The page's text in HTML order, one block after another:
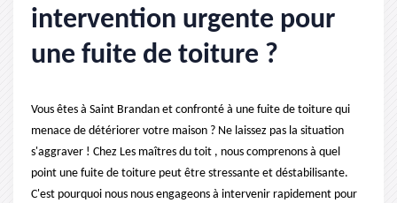
intervention urgente pour
une fuite de toiture ?
Vous êtes à Saint Brandan et confronté à une fuite de toiture qui
menace de détériorer votre maison ? Ne laissez pas la situation
s'aggraver ! Chez Les maîtres du toit , nous comprenons à quel
point une fuite de toiture peut être stressante et déstabilisante.
C'est pourquoi nous nous engageons à intervenir rapidement pour